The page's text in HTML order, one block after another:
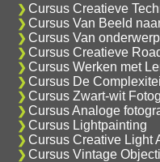
Cursus Creatieve
Cursus Van Beeld
Cursus Van
Cursus Creatieve
Cursus Werken met
Cursus De
Cursus Zwart-wit
Cursus Analoge
Cursus Lightpainting
Cursus Creative Light
Cursus Vintage